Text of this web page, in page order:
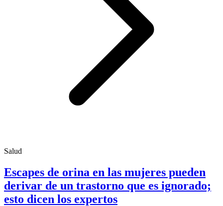
Salud
Escapes de orina en las mujeres pueden
derivar de un trastorno que es ignorado;
esto dicen los expertos